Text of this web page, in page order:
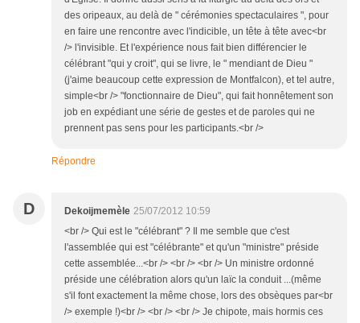
des oripeaux, au delà de " cérémonies spectaculaires ", pour
en faire une rencontre avec l'indicible, un tête à tête avec<br
/> l'invisible. Et l'expérience nous fait bien différencier le
célébrant "qui y croit", qui se livre, le " mendiant de Dieu "
(j'aime beaucoup cette expression de Montfalcon), et tel autre,
simple<br /> "fonctionnaire de Dieu", qui fait honnêtement son
job en expédiant une série de gestes et de paroles qui ne
prennent pas sens pour les participants.<br />
Répondre
D Dekoijmemèle 25/07/2012 10:59
<br /> Qui est le "célébrant" ? Il me semble que c'est
l'assemblée qui est "célébrante" et qu'un "ministre" préside
cette assemblée...<br /> <br /> <br /> Un ministre ordonné
préside une célébration alors qu'un laïc la conduit ...(même
s'il font exactement la même chose, lors des obsèques par<br
/> exemple !)<br /> <br /> <br /> Je chipote, mais hormis ces